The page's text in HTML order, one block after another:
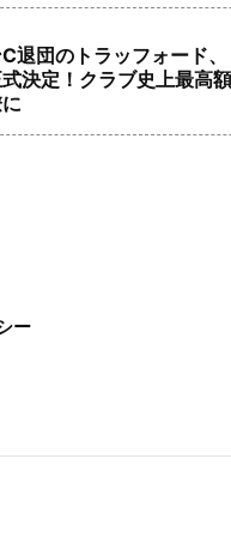
退団のトラッフォード
決定！クラブ史上最高
ー